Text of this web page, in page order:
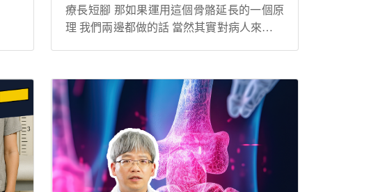
療長短腳 那如果運用這個骨骼延長的一個原
理 我們兩邊都做的話 當然其實對病人來講可
端是不會特別鼓勵去做類似的手術 因為治...